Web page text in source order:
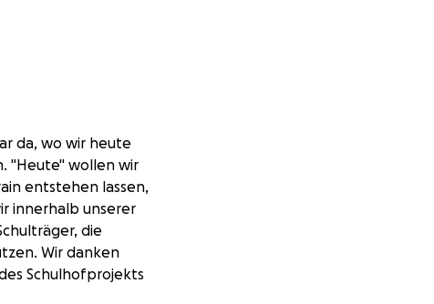
da, wo wir heute
"Heute" wollen wir
entstehen lassen,
innerhalb unserer
die
Wir danken
Schulhofprojekts